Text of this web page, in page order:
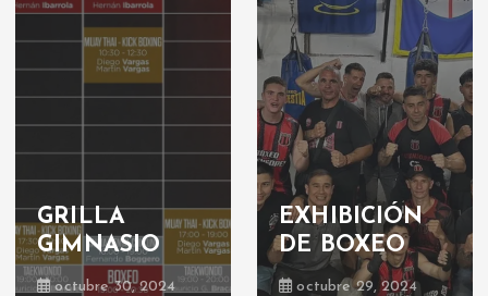
GRILLA
GIMNASIO
octubre 30, 2024
EXHIBICIÓN
DE BOXEO
octubre 29, 2024